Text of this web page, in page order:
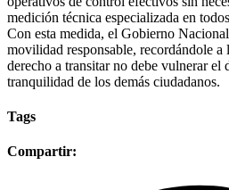
medición técnica especializada en
​Con esta medida, el Gobierno
movilidad responsable, recordándole a
derecho a transitar no debe vulnerar el
tranquilidad de los demás ciudadanos.
Tags
Compartir: